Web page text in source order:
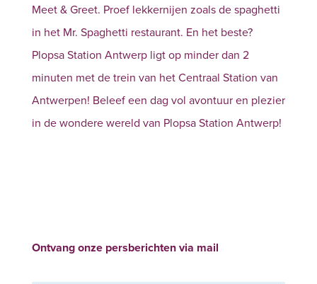
Meet & Greet. Proef lekkernijen zoals de spaghetti
in het Mr. Spaghetti restaurant. En het beste?
Plopsa Station Antwerp ligt op minder dan 2
minuten met de trein van het Centraal Station van
Antwerpen! Beleef een dag vol avontuur en plezier
in de wondere wereld van Plopsa Station Antwerp!
Ontvang onze persberichten via mail